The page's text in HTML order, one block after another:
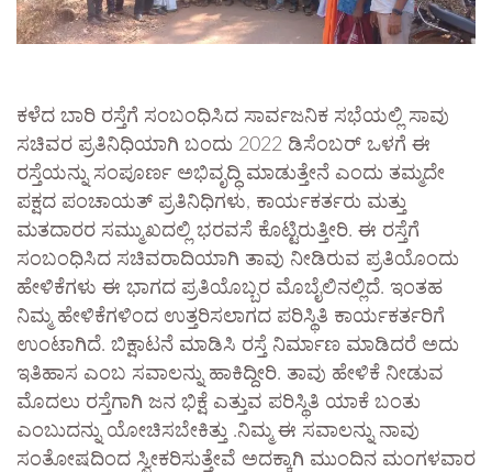
ಕಳೆದ ಬಾರಿ ರಸ್ತೆಗೆ ಸಂಬಂಧಿಸಿದ ಸಾರ್ವಜನಿಕ ಸಭೆಯಲ್ಲಿ ಸಾವು
ಸಚಿವರ ಪ್ರತಿನಿಧಿಯಾಗಿ ಬಂದು 2022 ಡಿಸೆಂಬರ್ ಒಳಗೆ ಈ
ರಸ್ತೆಯನ್ನು ಸಂಪೂರ್ಣ ಅಭಿವೃದ್ಧಿ ಮಾಡುತ್ತೇನೆ ಎಂದು ತಮ್ಮದೇ
ಪಕ್ಷದ ಪಂಚಾಯತ್ ಪ್ರತಿನಿಧಿಗಳು, ಕಾರ್ಯಕರ್ತರು ಮತ್ತು
ಮತದಾರರ ಸಮ್ಮುಖದಲ್ಲಿ ಭರವಸೆ ಕೊಟ್ಟಿರುತ್ತೀರಿ. ಈ ರಸ್ತೆಗೆ
ಸಂಬಂಧಿಸಿದ ಸಚಿವರಾದಿಯಾಗಿ ತಾವು ನೀಡಿರುವ ಪ್ರತಿಯೊಂದು
ಹೇಳಿಕೆಗಳು ಈ ಭಾಗದ ಪ್ರತಿಯೊಬ್ಬರ ಮೊಬೈಲಿನಲ್ಲಿದೆ. ಇಂತಹ
ನಿಮ್ಮ ಹೇಳಿಕೆಗಳಿಂದ ಉತ್ತರಿಸಲಾಗದ ಪರಿಸ್ಥಿತಿ ಕಾರ್ಯಕರ್ತರಿಗೆ
ಉಂಟಾಗಿದೆ. ಬಿಕ್ಷಾಟನೆ ಮಾಡಿಸಿ ರಸ್ತೆ ನಿರ್ಮಾಣ ಮಾಡಿದರೆ ಅದು
ಇತಿಹಾಸ ಎಂಬ ಸವಾಲನ್ನು ಹಾಕಿದ್ದೀರಿ. ತಾವು ಹೇಳಿಕೆ ನೀಡುವ
ಮೊದಲು ರಸ್ತೆಗಾಗಿ ಜನ ಭಿಕ್ಷೆ ಎತ್ತುವ ಪರಿಸ್ಥಿತಿ ಯಾಕೆ ಬಂತು
ಎಂಬುದನ್ನು ಯೋಚಿಸಬೇಕಿತ್ತು .ನಿಮ್ಮ ಈ ಸವಾಲನ್ನು ನಾವು
ಸಂತೋಷದಿಂದ ಸ್ವೀಕರಿಸುತ್ತೇವೆ ಅದಕ್ಕಾಗಿ ಮುಂದಿನ ಮಂಗಳವಾರ